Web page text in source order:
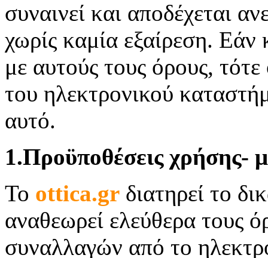
συναινεί και αποδέχεται
χωρίς καμία εξαίρεση.
με αυτούς τους όρους,
του ηλεκτρονικού
αυτό.
1.Προϋποθέσεις χρήσης-
Το ottica.gr διατηρεί το
αναθεωρεί ελεύθερα τoυς
συναλλαγών από το